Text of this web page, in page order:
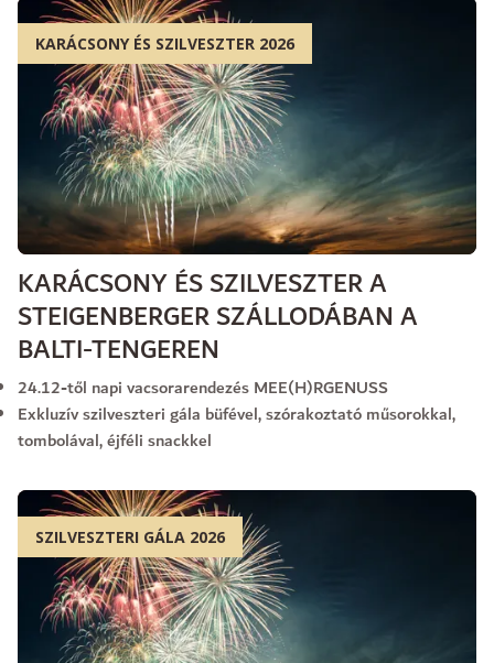
KARÁCSONY ÉS SZILVESZTER 2026
KARÁCSONY ÉS SZILVESZTER A
STEIGENBERGER SZÁLLODÁBAN A
BALTI-TENGEREN
24.12-től napi vacsorarendezés MEE(H)RGENUSS
Exkluzív szilveszteri gála büfével, szórakoztató műsorokkal,
tombolával, éjféli snackkel
SZILVESZTERI GÁLA 2026